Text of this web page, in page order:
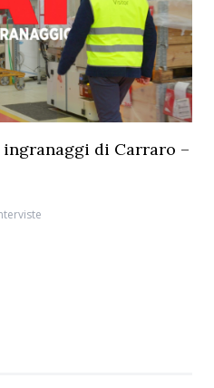
ingranaggi di Carraro –